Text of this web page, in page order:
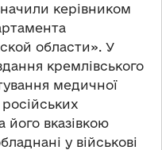
керівником
области». У
кремлівського
медичної
його вказівкою
у військові